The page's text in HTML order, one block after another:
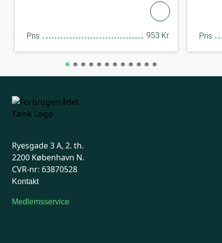
Pris 953 Kr. Pris
Ryesgade 3 A, 2. th.
2200 København N.
CVR-nr: 63870528
Kontakt
Medlemsservice